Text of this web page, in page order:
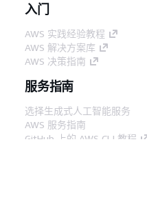
入门
AWS 实践经验教程
AWS 解决方案库
AWS 决策指南
服务指南
选择生成式人工智能服务
AWS 服务指南
GitHub 上的 AWS CLI 教程